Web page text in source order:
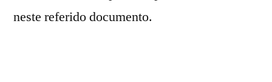
neste referido documento.